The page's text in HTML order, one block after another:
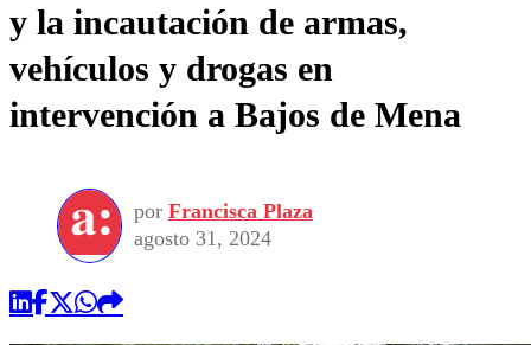
y la incautación de armas,
vehículos y drogas en
intervención a Bajos de Mena
por Francisca Plaza
agosto 31, 2024